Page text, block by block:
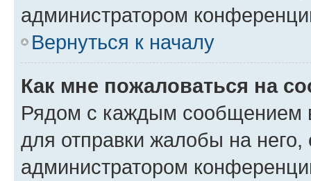
администратором
Вернуться к началу
Как мне пожаловаться на
Рядом с каждым сообщением
для отправки жалобы на
администратором